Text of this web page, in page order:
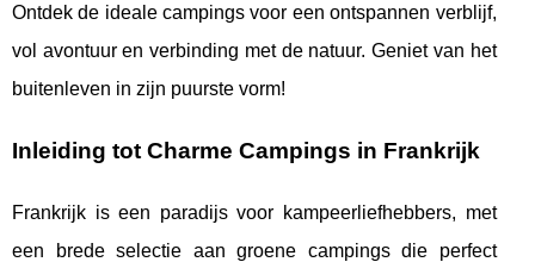
Ontdek de ideale campings voor een ontspannen verblijf,
vol avontuur en verbinding met de natuur. Geniet van het
buitenleven in zijn puurste vorm!
Inleiding tot Charme Campings in Frankrijk
Frankrijk is een paradijs voor kampeerliefhebbers, met
een brede selectie aan groene campings die perfect